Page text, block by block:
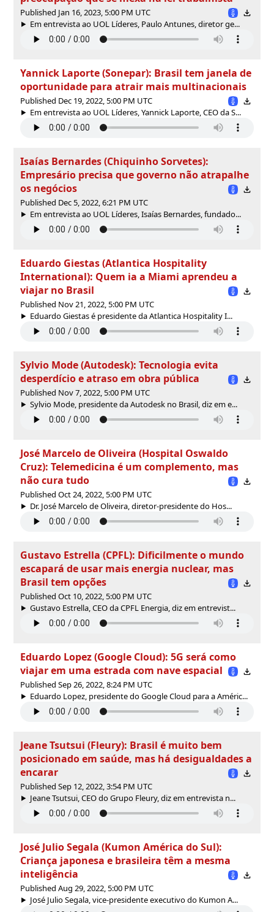
Published Jan 16, 2023, 5:00 PM UTC
Em entrevista ao UOL Líderes, Paulo Antunes, diretor ge...
Yannick Laporte (Sonepar): Brasil tem janela de
oportunidade para atrair mais multinacionais
Published Dec 19, 2022, 5:00 PM UTC
Em entrevista ao UOL Líderes, Yannick Laporte, CEO da S...
Isaías Bernardes (Chiquinho Sorvetes):
Empresário precisa que governo não atrapalhe
os negócios
Published Dec 5, 2022, 6:21 PM UTC
Em entrevista ao UOL Líderes, Isaías Bernardes, fundado...
Eduardo Giestas (Atlantica Hospitality
International): Quem ia a Miami aprendeu a
viajar no Brasil
Published Nov 21, 2022, 5:00 PM UTC
Eduardo Giestas é presidente da Atlantica Hospitality I...
Sylvio Mode (Autodesk): Tecnologia evita
desperdício e atraso em obra pública
Published Nov 7, 2022, 5:00 PM UTC
Sylvio Mode, presidente da Autodesk no Brasil, diz em e...
José Marcelo de Oliveira (Hospital Oswaldo
Cruz): Telemedicina é um complemento, mas
não cura tudo
Published Oct 24, 2022, 5:00 PM UTC
Dr. José Marcelo de Oliveira, diretor-presidente do Hos...
Gustavo Estrella (CPFL): Dificilmente o mundo
escapará de usar mais energia nuclear, mas
Brasil tem opções
Published Oct 10, 2022, 5:00 PM UTC
Gustavo Estrella, CEO da CPFL Energia, diz em entrevist...
Eduardo Lopez (Google Cloud): 5G será como
viajar em uma estrada com nave espacial
Published Sep 26, 2022, 8:24 PM UTC
Eduardo Lopez, presidente do Google Cloud para a Améric...
Jeane Tsutsui (Fleury): Brasil é muito bem
posicionado em saúde, mas há desigualdades a
encarar
Published Sep 12, 2022, 3:54 PM UTC
Jeane Tsutsui, CEO do Grupo Fleury, diz em entrevista n...
José Julio Segala (Kumon América do Sul):
Criança japonesa e brasileira têm a mesma
inteligência
Published Aug 29, 2022, 5:00 PM UTC
José Julio Segala, vice-presidente executivo do Kumon A...